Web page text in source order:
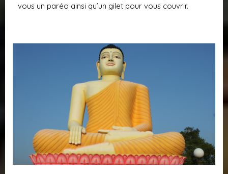
vous un paréo ainsi qu’un gilet pour vous couvrir.